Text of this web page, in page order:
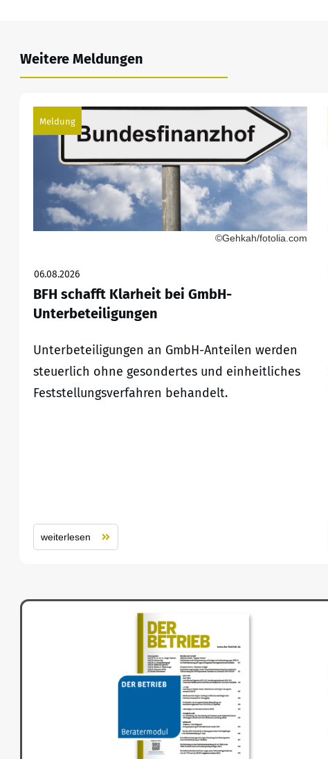
Weitere Meldungen
Meldung
©Gehkah/fotolia.com
06.08.2026
BFH schafft Klarheit bei GmbH-
Unterbeteiligungen
Unterbeteiligungen an GmbH-Anteilen werden
steuerlich ohne gesondertes und einheitliches
Feststellungsverfahren behandelt.
weiterlesen